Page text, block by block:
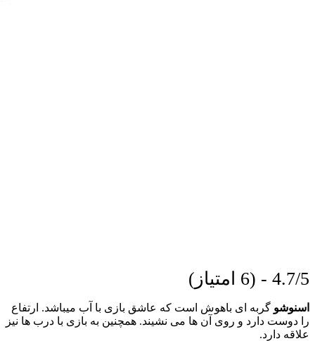
4.7/5 - (6 امتیاز)
اسنوشو گربه ای باهوش است که عاشق بازی با آب میباشد. ارتفاع
را دوست دارد و روی آن‌ ها می‌ نشیند. همچنین به بازی با درب ها نیز
علاقه دارد.